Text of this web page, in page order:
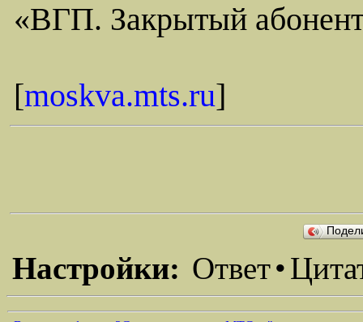
«ВГП. Закрытый
[moskva.mts.ru]
Настройки: Ответ•